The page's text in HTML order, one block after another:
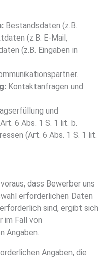
Bestandsdaten (z.B.
(z.B. E-Mail,
(z.B. Eingaben in
Kontaktanfragen und
und
6 Abs. 1 S. 1 lit. b.
(Art. 6 Abs. 1 S. 1 lit.
dass Bewerber uns
erforderlichen Daten
sind, ergibt sich
im Fall von
Angaben.
Angaben, die